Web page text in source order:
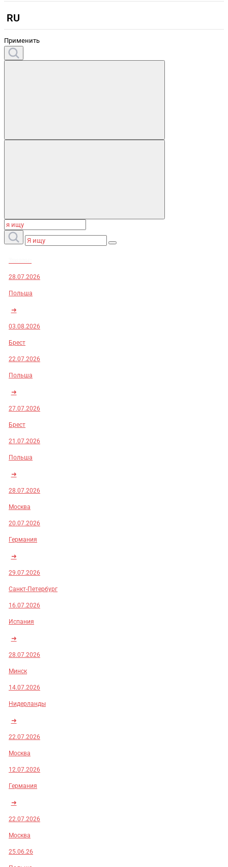
RU
Применить
28.07.2026
Польша
➜
03.08.2026
Брест
22.07.2026
Польша
➜
27.07.2026
Брест
21.07.2026
Польша
➜
28.07.2026
Москва
20.07.2026
Германия
➜
29.07.2026
Санкт-Петербург
16.07.2026
Испания
➜
28.07.2026
Минск
14.07.2026
Нидерланды
➜
22.07.2026
Москва
12.07.2026
Германия
➜
22.07.2026
Москва
25.06.26